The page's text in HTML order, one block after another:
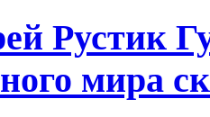
Рустик
мира